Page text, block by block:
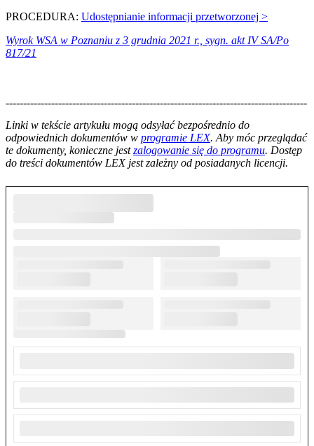
PROCEDURA: Udostępnianie informacji przetworzonej >
Wyrok WSA w Poznaniu z 3 grudnia 2021 r., sygn. akt IV SA/Po
817/21
--------------------------------------------------------------------------------------
Linki w tekście artykułu mogą odsyłać bezpośrednio do
odpowiednich dokumentów w programie LEX. Aby móc przeglądać
te dokumenty, konieczne jestzalogowanie się do programu. Dostęp
do treści dokumentów LEX jest zależny od posiadanych licencji.